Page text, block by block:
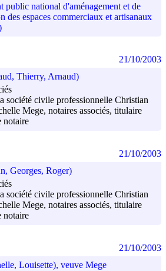
public national d'aménagement et de
des espaces commerciaux et artisanaux
Thierry, Arnaud)
société civile professionnelle Christian
Mege, notaires associés, titulaire
notaire
21/10/2003
Georges, Roger)
société civile professionnelle Christian
Mege, notaires associés, titulaire
notaire
21/10/2003
Louisette), veuve Mege
21/10/2003